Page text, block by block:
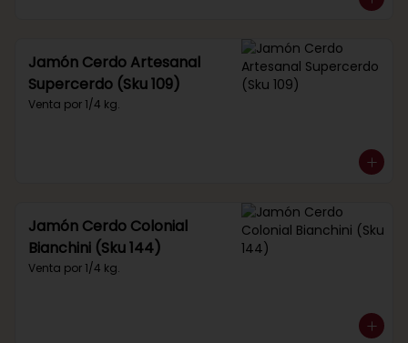
Jamón Cerdo Artesanal
Supercerdo (Sku 109)
Venta por 1/4 kg.
Jamón Cerdo Colonial
Bianchini (Sku 144)
Venta por 1/4 kg.